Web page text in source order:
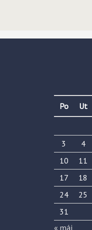
Po Ut
3
4
10
11
17
18
24
25
31
« máj